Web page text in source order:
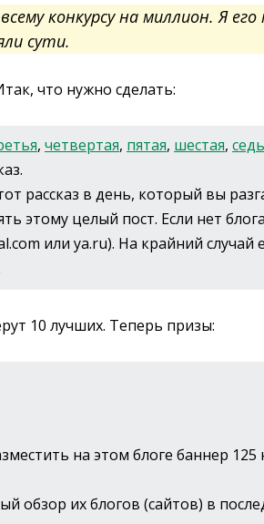
конкурсу на миллион. Я его
сути.
что нужно сделать:
, четвертая, пятая, шестая,
рассказ в день, который вы
этому целый пост. Если нет
или ya.ru). На крайний случай
10 лучших. Теперь призы:
на этом блоге баннер 125
обзор их блогов (сайтов) в